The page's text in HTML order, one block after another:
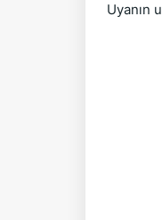
Uyanın